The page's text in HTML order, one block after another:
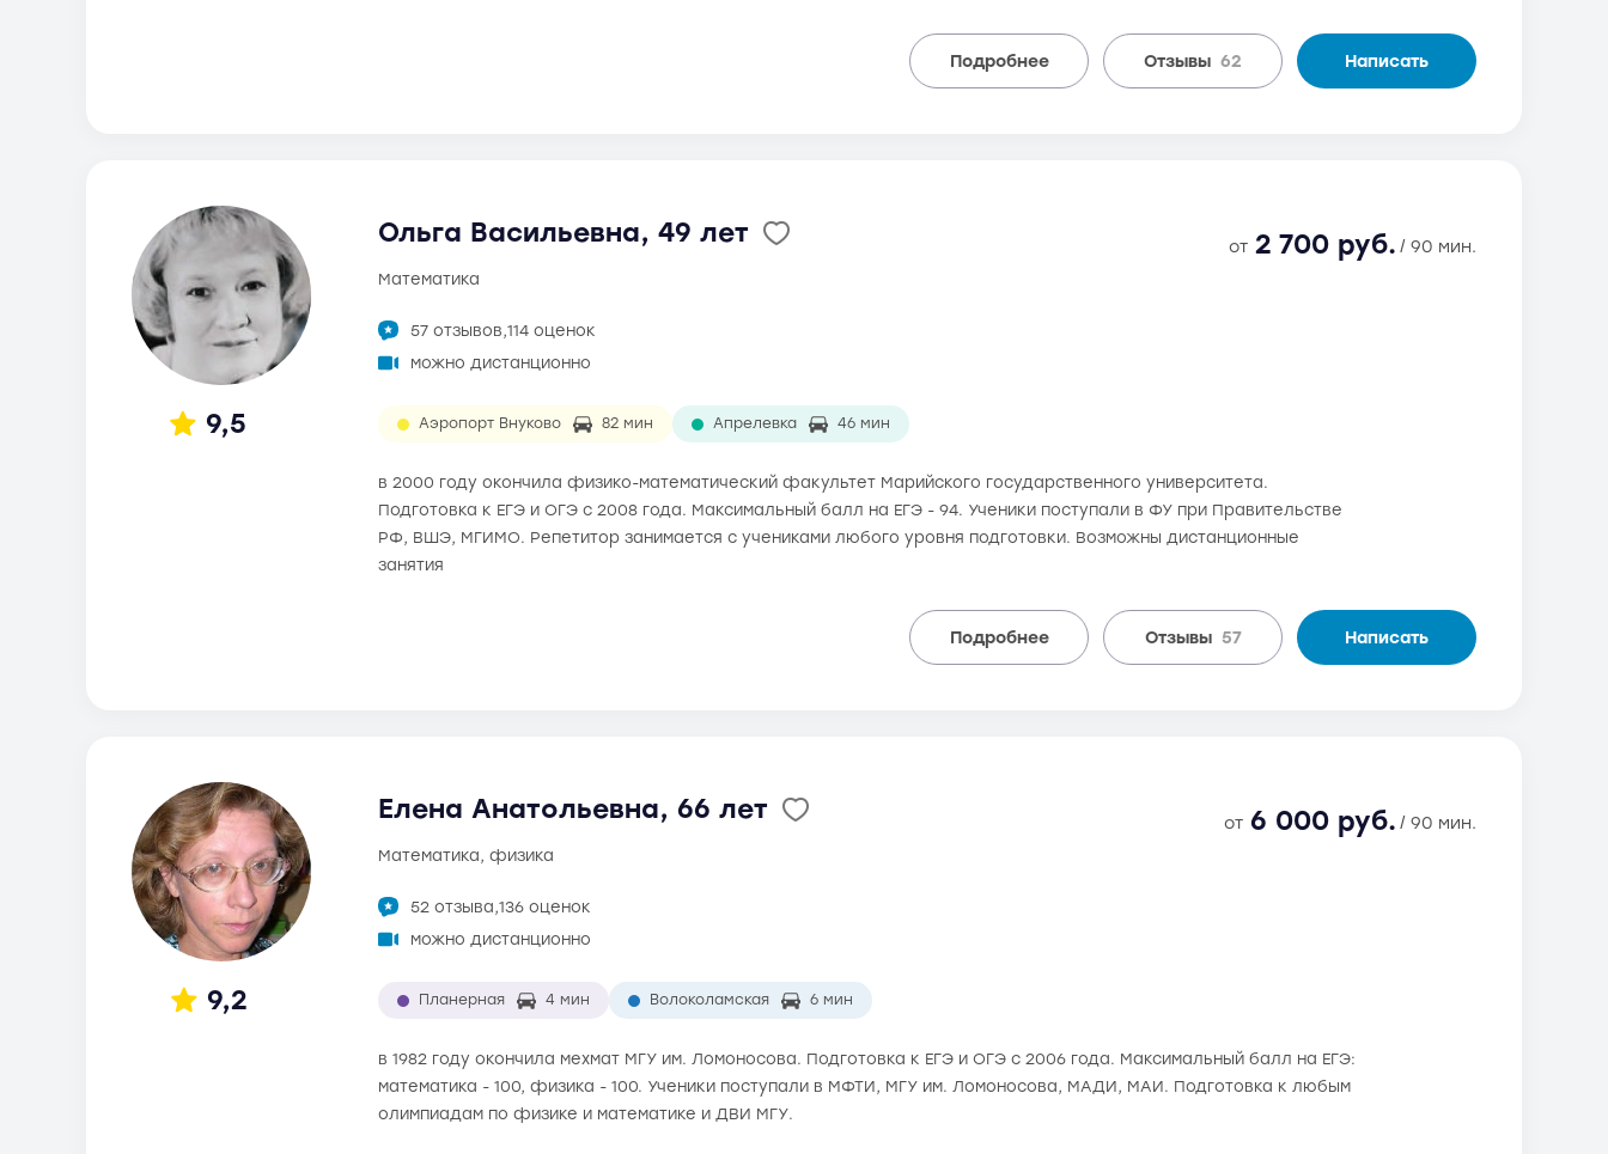
Подробнее Отзывы 62 Написать
9,5
Ольга Васильевна, 49 лет от 2 700 руб. / 90 мин.
математика
57 отзывов,114 оценок
можно дистанционно
Аэропорт Внуково 82 мин Апрелевка 46 мин
в 2000 году окончила физико-математический факультет Марийского государственного университета.
Подготовка к ЕГЭ и ОГЭ с 2008 года. Максимальный балл на ЕГЭ - 94. Ученики поступали в ФУ при Правительстве
РФ, ВШЭ, МГИМО. Репетитор занимается с учениками любого уровня подготовки. Возможны дистанционные
занятия
Подробнее Отзывы 57 Написать
9,2
Елена Анатольевна, 66 лет от 6 000 руб. / 90 мин.
математика, физика
52 отзыва,136 оценок
можно дистанционно
Планерная 4 мин Волоколамская 6 мин
в 1982 году окончила мехмат МГУ им. Ломоносова. Подготовка к ЕГЭ и ОГЭ с 2006 года. Максимальный балл на ЕГЭ:
математика - 100, физика - 100. Ученики поступали в МФТИ, МГУ им. Ломоносова, МАДИ, МАИ. Подготовка к любым
олимпиадам по физике и математике и ДВИ МГУ.